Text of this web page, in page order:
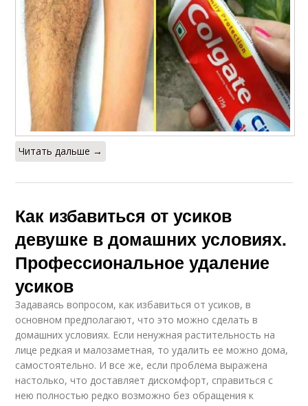
Читать дальше →
Как избавиться от усиков
девушке в домашних условиях.
Профессиональное удаление
усиков
Задаваясь вопросом, как избавиться от усиков, в
основном предполагают, что это можно сделать в
домашних условиях. Если ненужная растительность на
лице редкая и малозаметная, то удалить ее можно дома,
самостоятельно. И все же, если проблема выражена
настолько, что доставляет дискомфорт, справиться с
нею полностью редко возможно без обращения к